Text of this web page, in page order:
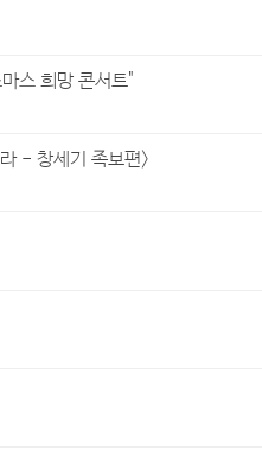
스 희망 콘서트"
- 창세기 족보편>